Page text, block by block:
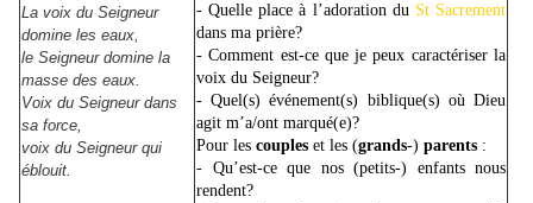
La voix du Seigneur
domine les eaux,
le Seigneur domine la
masse des eaux.
Voix du Seigneur dans
sa force,
voix du Seigneur qui
éblouit.
- Quelle place à l’adoration du St Sacrement
dans ma prière?
- Comment est-ce que je peux caractériser la
voix du Seigneur?
- Quel(s) événement(s) biblique(s) où Dieu
agit m’a/ont marqué(e)?
Pour les couples et les (grands-) parents :
- Qu’est-ce que nos (petits-) enfants nous
rendent?